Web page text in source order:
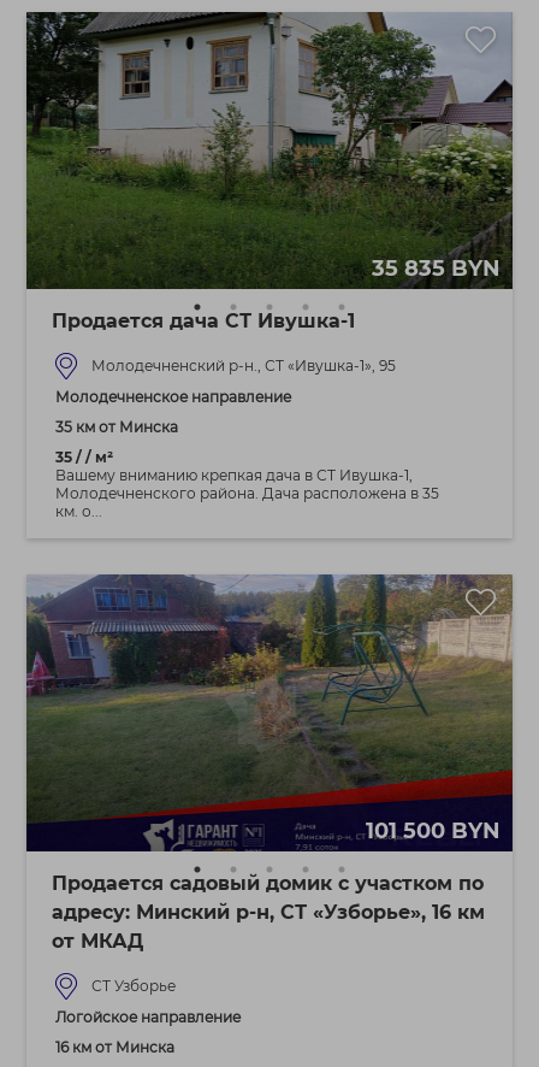
35 835 BYN
Продается дача СТ Ивушка-1
Молодечненский р-н., СТ «Ивушка-1», 95
Молодечненское направление
35 км от Минска
35 / / м²
Вашему вниманию крепкая дача в СТ Ивушка-1,
Молодечненского района. Дача расположена в 35
км. о...
101 500 BYN
Продается садовый домик с участком по
адресу: Минский р-н, СТ «Узборье», 16 км
от МКАД
СТ Узборье
Логойское направление
16 км от Минска